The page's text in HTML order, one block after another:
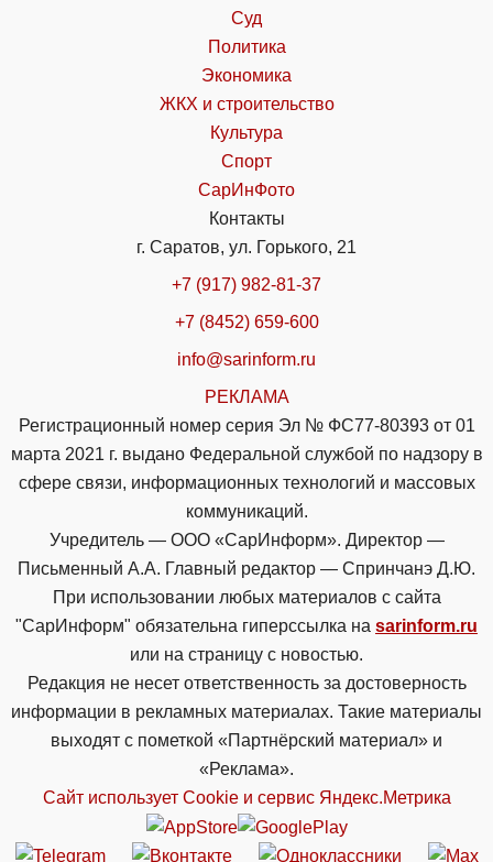
Суд
Политика
Экономика
ЖКХ и строительство
Культура
Спорт
СарИнФото
Контакты
г. Саратов, ул. Горького, 21
+7 (917) 982-81-37
+7 (8452) 659-600
info@sarinform.ru
РЕКЛАМА
Регистрационный номер серия Эл № ФС77-80393 от 01
марта 2021 г. выдано Федеральной службой по надзору в
сфере связи, информационных технологий и массовых
коммуникаций.
Учредитель — ООО «СарИнформ». Директор —
Письменный А.А. Главный редактор — Спринчанэ Д.Ю.
При использовании любых материалов с сайта
"СарИнформ" обязательна гиперссылка на sarinform.ru
или на страницу с новостью.
Редакция не несет ответственность за достоверность
информации в рекламных материалах. Такие материалы
выходят с пометкой «Партнёрский материал» и
«Реклама».
Сайт использует Cookie и сервиc Яндекс.Метрика